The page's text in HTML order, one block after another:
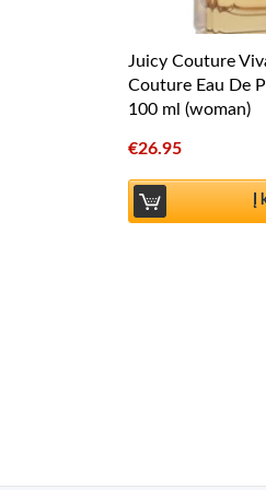
Juicy Couture
Couture Eau De
100 ml (woman)
€26.95